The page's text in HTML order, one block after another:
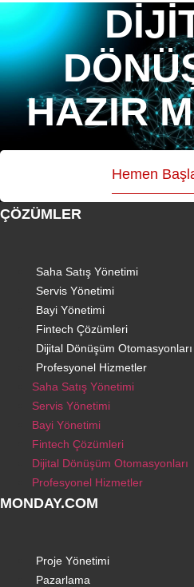
HAZIR
Hemen
ÇÖZÜMLER
Saha Satış Yönetimi
Servis Yönetimi
Bayi Yönetimi
Fintech Çözümleri
Dijital Dönüşüm Otomasyonları
Profesyonel Hizmetler
Saha Satış Yönetimi
Servis Yönetimi
Bayi Yönetimi
Fintech Çözümleri
Dijital Dönüşüm Otomasyonları
Profesyonel Hizmetler
MONDAY.COM
Proje Yönetimi
Pazarlama